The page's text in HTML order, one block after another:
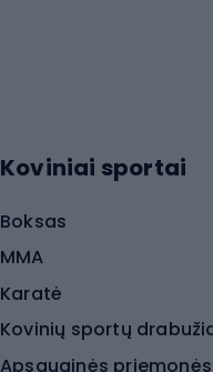
Koviniai sportai
Boksas
MMA
Karatė
Kovinių sportų